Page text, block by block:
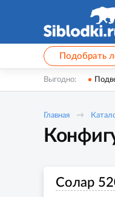
Подобрать
Выгодно:
Главная
Солар